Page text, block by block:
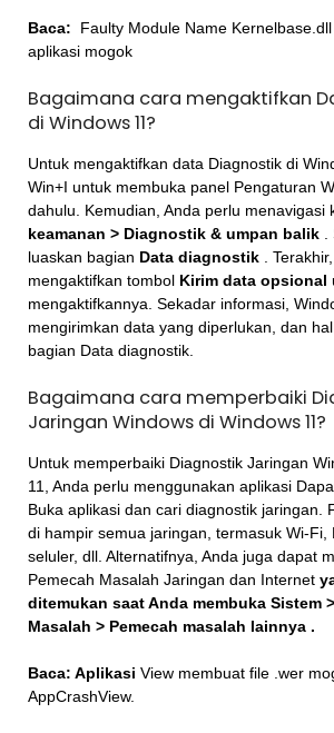
Baca: Faulty Module Name
aplikasi mogok
Bagaimana cara mengaktifkan
di Windows 11?
Untuk mengaktifkan data Diagnostik di
Win+I untuk membuka panel Pengaturan
dahulu. Kemudian, Anda perlu menavigasi
keamanan > Diagnostik & umpan balik
luaskan bagian Data diagnostik
.
mengaktifkan tombol Kirim data opsional
mengaktifkannya. Sekadar informasi,
mengirimkan data yang diperlukan, dan
bagian Data diagnostik.
Bagaimana cara memperbaiki
Jaringan Windows di Windows 11?
Untuk memperbaiki Diagnostik Jaringan
11, Anda perlu menggunakan aplikasi
Buka aplikasi dan cari diagnostik jaringan.
di hampir semua jaringan, termasuk Wi-Fi,
seluler, dll. Alternatifnya, Anda juga dapat
Pemecah Masalah Jaringan dan Internet
ditemukan saat Anda membuka Sistem
Masalah > Pemecah masalah lainnya .
Baca: Aplikasi View membuat file .wer
AppCrashView.